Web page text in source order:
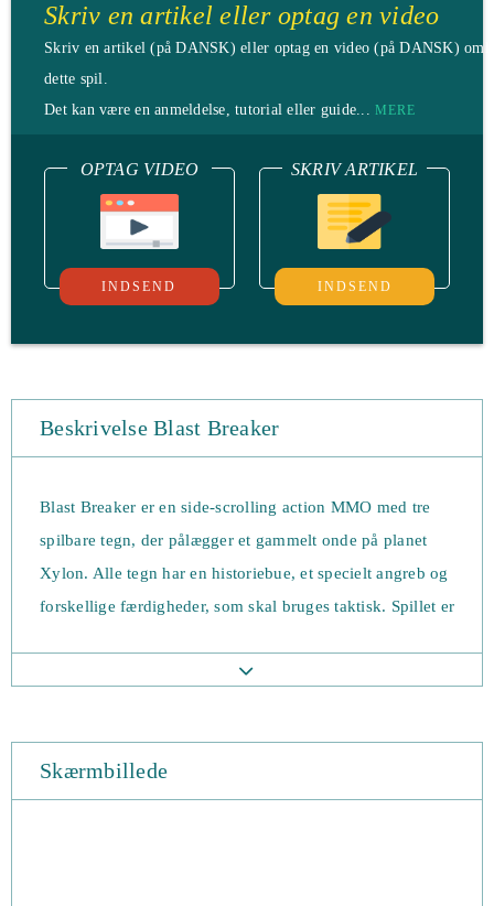
Skriv en artikel eller optag en video
Skriv en artikel (på DANSK) eller optag en video (på DANSK)
dette spil.
Det kan være en anmeldelse, tutorial eller guide... MERE
OPTAG VIDEO
INDSEND
SKRIV ARTIKEL
INDSEND
Beskrivelse Blast Breaker
Blast Breaker er en side-scrolling action MMO med tre
spilbare tegn, der pålægger et gammelt onde på planet
Xylon. Alle tegn har en historiebue, et specielt angreb og
forskellige færdigheder, som skal bruges taktisk. Spillet er
karaktererne frigør det onde ved et uheld efter at de er
hele verden for at dræbe Blasters for at forhindre
fuldstændig ødelæggelse. Der er flere opgaver og mål.
Skærmbillede